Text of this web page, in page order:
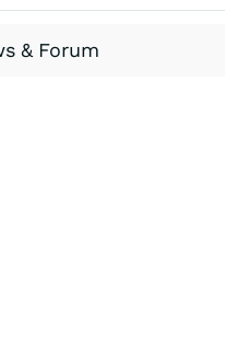
& Forum